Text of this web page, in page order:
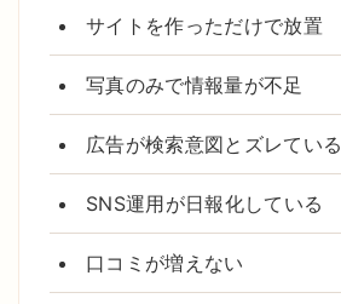
サイトを作っただけで放置
写真のみで情報量が不足
広告が検索意図とズレている
SNS運用が日報化している
口コミが増えない